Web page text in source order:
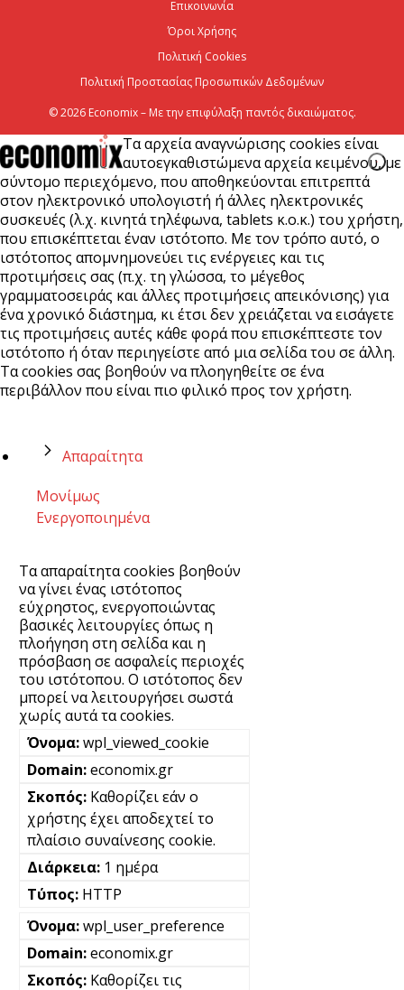
Coca-Cola HBC: Αύξηση 9,6% στα έσοδα από
πωλήσεις το πρώτο εξάμηνο του 2026
5 Αυγούστου 2026
Επικοινωνία
Όροι Χρήσης
Πολιτική Cookies
Πολιτική Προστασίας Προσωπικών Δεδομένων
© 2026 Economix – Με την επιφύλαξη παντός δικαιώματος.
Τα αρχεία αναγνώρισης cookies είναι
αυτοεγκαθιστώμενα αρχεία κειμένου, με
σύντομο περιεχόμενο, που αποθηκεύονται επιτρεπτά
στον ηλεκτρονικό υπολογιστή ή άλλες ηλεκτρονικές
συσκευές (λ.χ. κινητά τηλέφωνα, tablets κ.ο.κ.) του χρήστη,
που επισκέπτεται έναν ιστότοπο. Με τον τρόπο αυτό, ο
ιστότοπος απομνημονεύει τις ενέργειες και τις
προτιμήσεις σας (π.χ. τη γλώσσα, το μέγεθος
γραμματοσειράς και άλλες προτιμήσεις απεικόνισης) για
ένα χρονικό διάστημα, κι έτσι δεν χρειάζεται να εισάγετε
τις προτιμήσεις αυτές κάθε φορά που επισκέπτεστε τον
ιστότοπο ή όταν περιηγείστε από μια σελίδα του σε άλλη.
Τα cookies σας βοηθούν να πλοηγηθείτε σε ένα
περιβάλλον που είναι πιο φιλικό προς τον χρήστη.
Απαραίτητα
Μονίμως
Ενεργοποιημένα
Τα απαραίτητα cookies βοηθούν
να γίνει ένας ιστότοπος
εύχρηστος, ενεργοποιώντας
βασικές λειτουργίες όπως η
πλοήγηση στη σελίδα και η
πρόσβαση σε ασφαλείς περιοχές
του ιστότοπου. Ο ιστότοπος δεν
μπορεί να λειτουργήσει σωστά
χωρίς αυτά τα cookies.
wpl_viewed_cookie
economix.gr
Καθορίζει εάν ο
χρήστης έχει αποδεχτεί το
πλαίσιο συναίνεσης cookie.
1 ημέρα
HTTP
wpl_user_preference
economix.gr
Καθορίζει τις